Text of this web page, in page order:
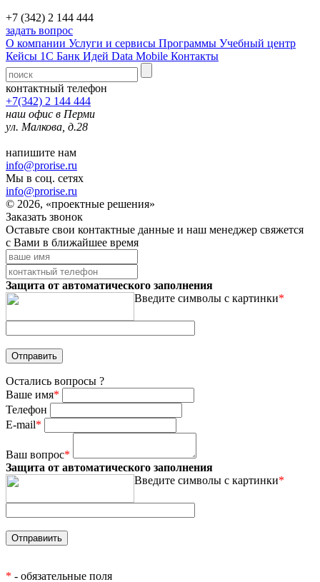
+7 (342) 2 144 444
задать вопрос
О компании Услуги и сервисы Программы Учебный центр
Кейсы 1С Банк Идей Data Mobile Контакты
контактный телефон
+7(342) 2 144 444
наш офис в Перми
ул. Малкова, д.28
напишите нам
info@prorise.ru
Мы в соц. сетях
info@prorise.ru
© 2026, «проектные решения»
Заказать звонок
Оставьте свои контактные данные и наш менеджер свяжется
с Вами в ближайшее время
Защита от автоматического заполнения
Введите символы с картинки*
Остались вопросы ?
Ваше имя*
Телефон
E-mail*
Ваш вопрос*
Защита от автоматического заполнения
Введите символы с картинки*
* - обязательные поля